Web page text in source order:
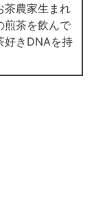
茶農家生まれ
煎茶を飲んで
好きDNAを持